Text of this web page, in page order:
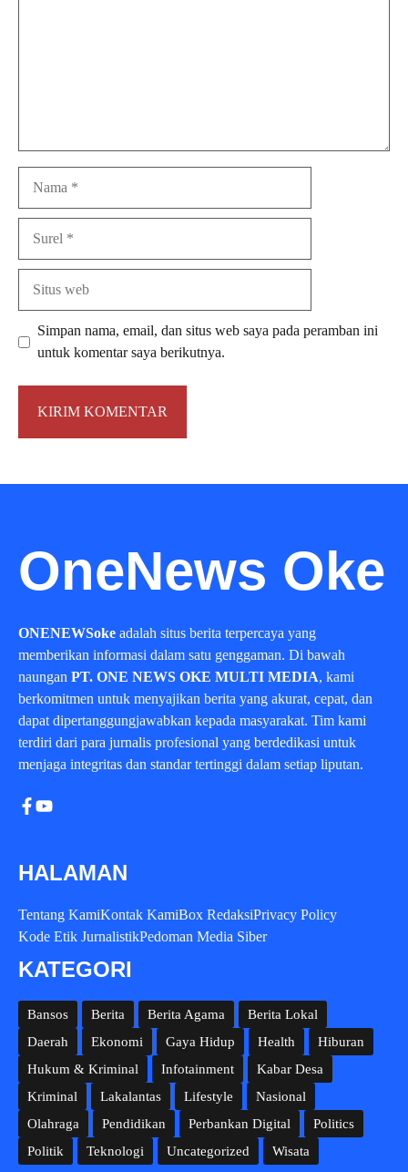
Simpan nama, email, dan situs web saya pada peramban ini
untuk komentar saya berikutnya.
OneNews Oke
ONENEWSoke adalah situs berita terpercaya yang
memberikan informasi dalam satu genggaman. Di bawah
naungan PT. ONE NEWS OKE MULTI MEDIA, kami
berkomitmen untuk menyajikan berita yang akurat, cepat, dan
dapat dipertanggungjawabkan kepada masyarakat. Tim kami
terdiri dari para jurnalis profesional yang berdedikasi untuk
menjaga integritas dan standar tertinggi dalam setiap liputan.
HALAMAN
Tentang KamiKontak KamiBox RedaksiPrivacy Policy
Kode Etik JurnalistikPedoman Media Siber
KATEGORI
Bansos Berita Berita Agama
Berita Lokal
Daerah
Ekonomi Gaya Hidup Health
Hiburan
Hukum & Kriminal
Infotainment
Kabar Desa
Kriminal
Lakalantas Lifestyle
Nasional
Olahraga
Pendidikan Perbankan Digital
Politics
Politik
Teknologi Uncategorized Wisata